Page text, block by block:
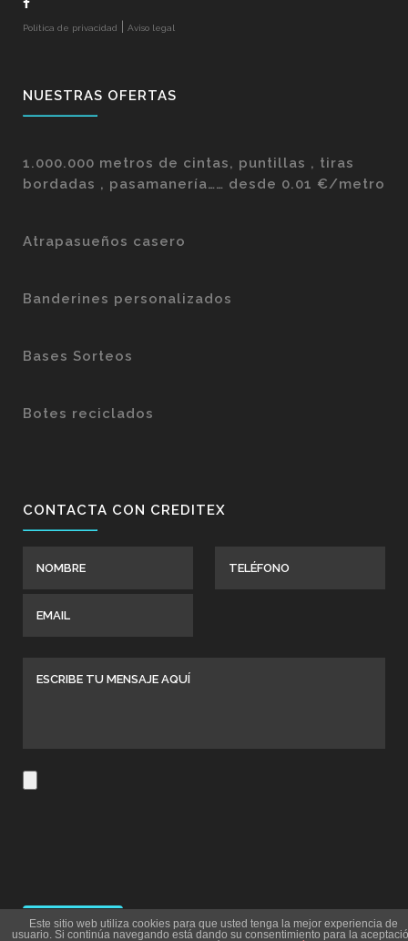
Política de privacidad Aviso legal
NUESTRAS OFERTAS
1.000.000 metros de cintas, puntillas , tiras
bordadas , pasamanería…… desde 0.01 €/metro
Atrapasueños casero
Banderines personalizados
Bases Sorteos
Botes reciclados
CONTACTA CON CREDITEX
Este sitio web utiliza cookies para que usted tenga la mejor experiencia de
usuario. Si continúa navegando está dando su consentimiento para la